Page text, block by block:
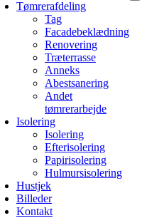
Tømrerafdeling
Tag
Facadebeklædning
Renovering
Træterrasse
Anneks
Abestsanering
Andet
tømrerarbejde
Isolering
Isolering
Efterisolering
Papirisolering
Hulmursisolering
Hustjek
Billeder
Kontakt